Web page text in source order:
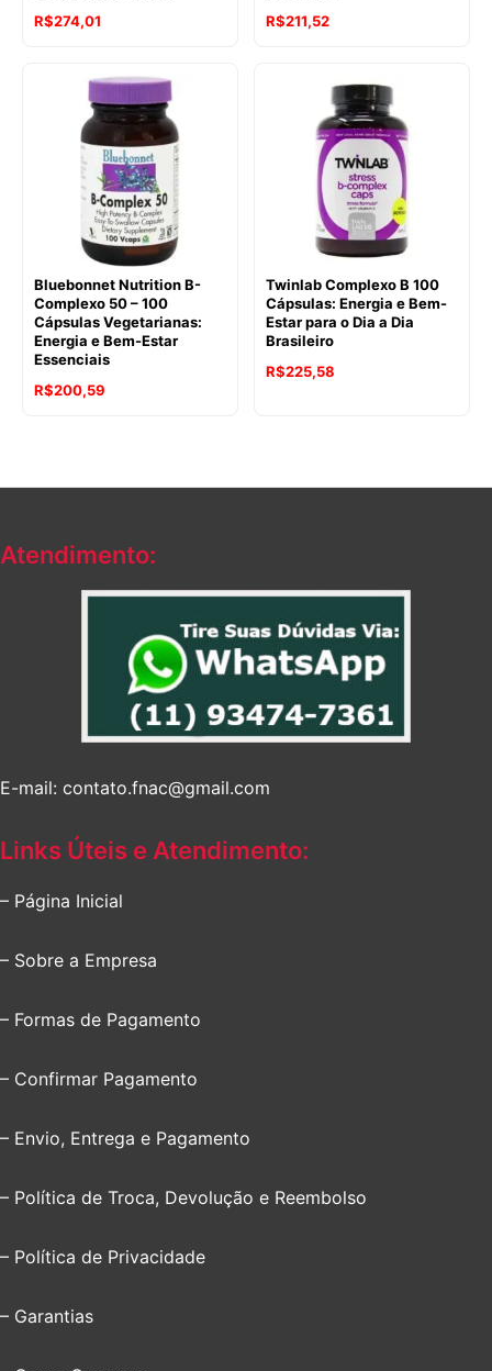
R$274,01
R$211,52
Bluebonnet Nutrition B-
Complexo 50 – 100
Cápsulas Vegetarianas:
Energia e Bem-Estar
Essenciais
R$200,59
Twinlab Complexo B 100
Cápsulas: Energia e Bem-
Estar para o Dia a Dia
Brasileiro
R$225,58
Atendimento:
E-mail: contato.fnac@gmail.com
Links Úteis e Atendimento:
– Página Inicial
– Sobre a Empresa
– Formas de Pagamento
– Confirmar Pagamento
– Envio, Entrega e Pagamento
– Política de Troca, Devolução e Reembolso
– Política de Privacidade
– Garantias